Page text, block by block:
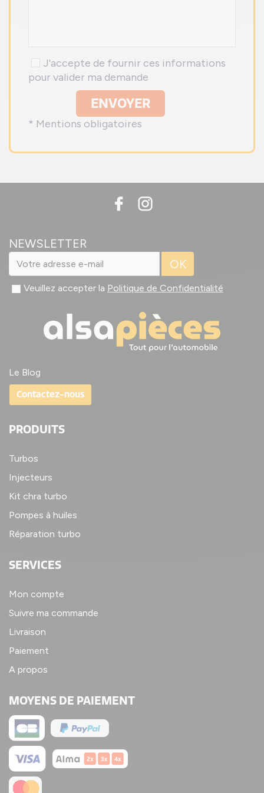
J'accepte de fournir ces informations
pour valider ma demande
ENVOYER
* Mentions obligatoires
NEWSLETTER
OK
Veuillez accepter la Politique de Confidentialité
Le Blog
Contactez-nous
PRODUITS
Turbos
Injecteurs
Kit chra turbo
Pompes à huiles
Réparation turbo
SERVICES
Mon compte
Suivre ma commande
Livraison
Paiement
A propos
MOYENS DE PAIEMENT